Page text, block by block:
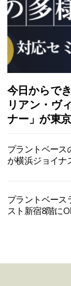
今日からで
リアン・ヴ
ナー」が東
プラントベース
が横浜ジョイナ
プラントベース
スト新宿8階に